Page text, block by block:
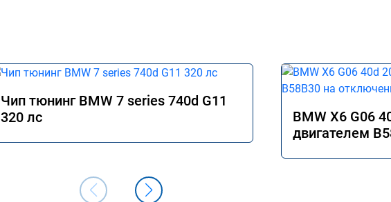
Чип тюнинг BMW 7 series 740d G11
320 лс
BMW X6 G06
двигателем